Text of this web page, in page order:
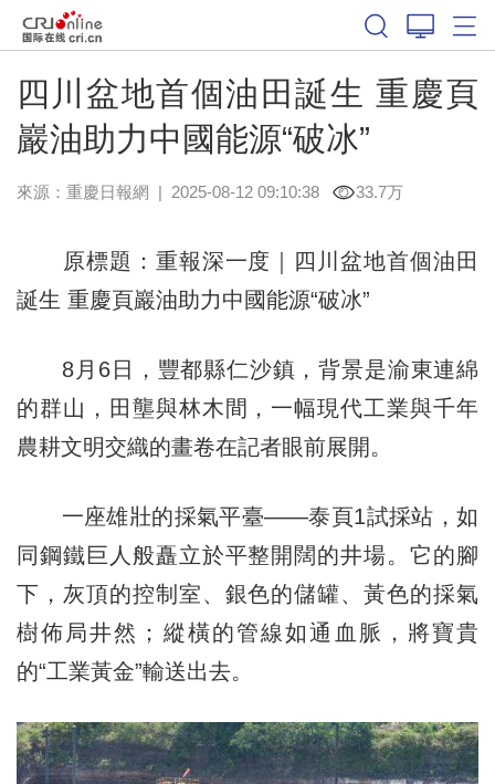
四川盆地首個油田誕生 重慶頁
巖油助力中國能源“破冰”
來源： 重慶日報網 | 2025-08-12 09:10:38 33.7万
原標題：重報深一度｜四川盆地首個油田
誕生 重慶頁巖油助力中國能源“破冰”
8月6日，豐都縣仁沙鎮，背景是渝東連綿
的群山，田壟與林木間，一幅現代工業與千年
農耕文明交織的畫卷在記者眼前展開。
一座雄壯的採氣平臺——泰頁1試採站，如
同鋼鐵巨人般矗立於平整開闊的井場。它的腳
下，灰頂的控制室、銀色的儲罐、黃色的採氣
樹佈局井然；縱橫的管線如通血脈，將寶貴
的“工業黃金”輸送出去。